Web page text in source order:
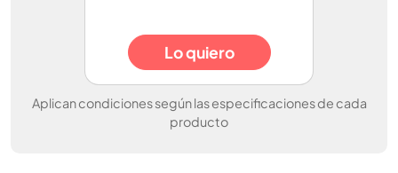
Lo quiero
Aplican condiciones según las especificaciones de cada
producto